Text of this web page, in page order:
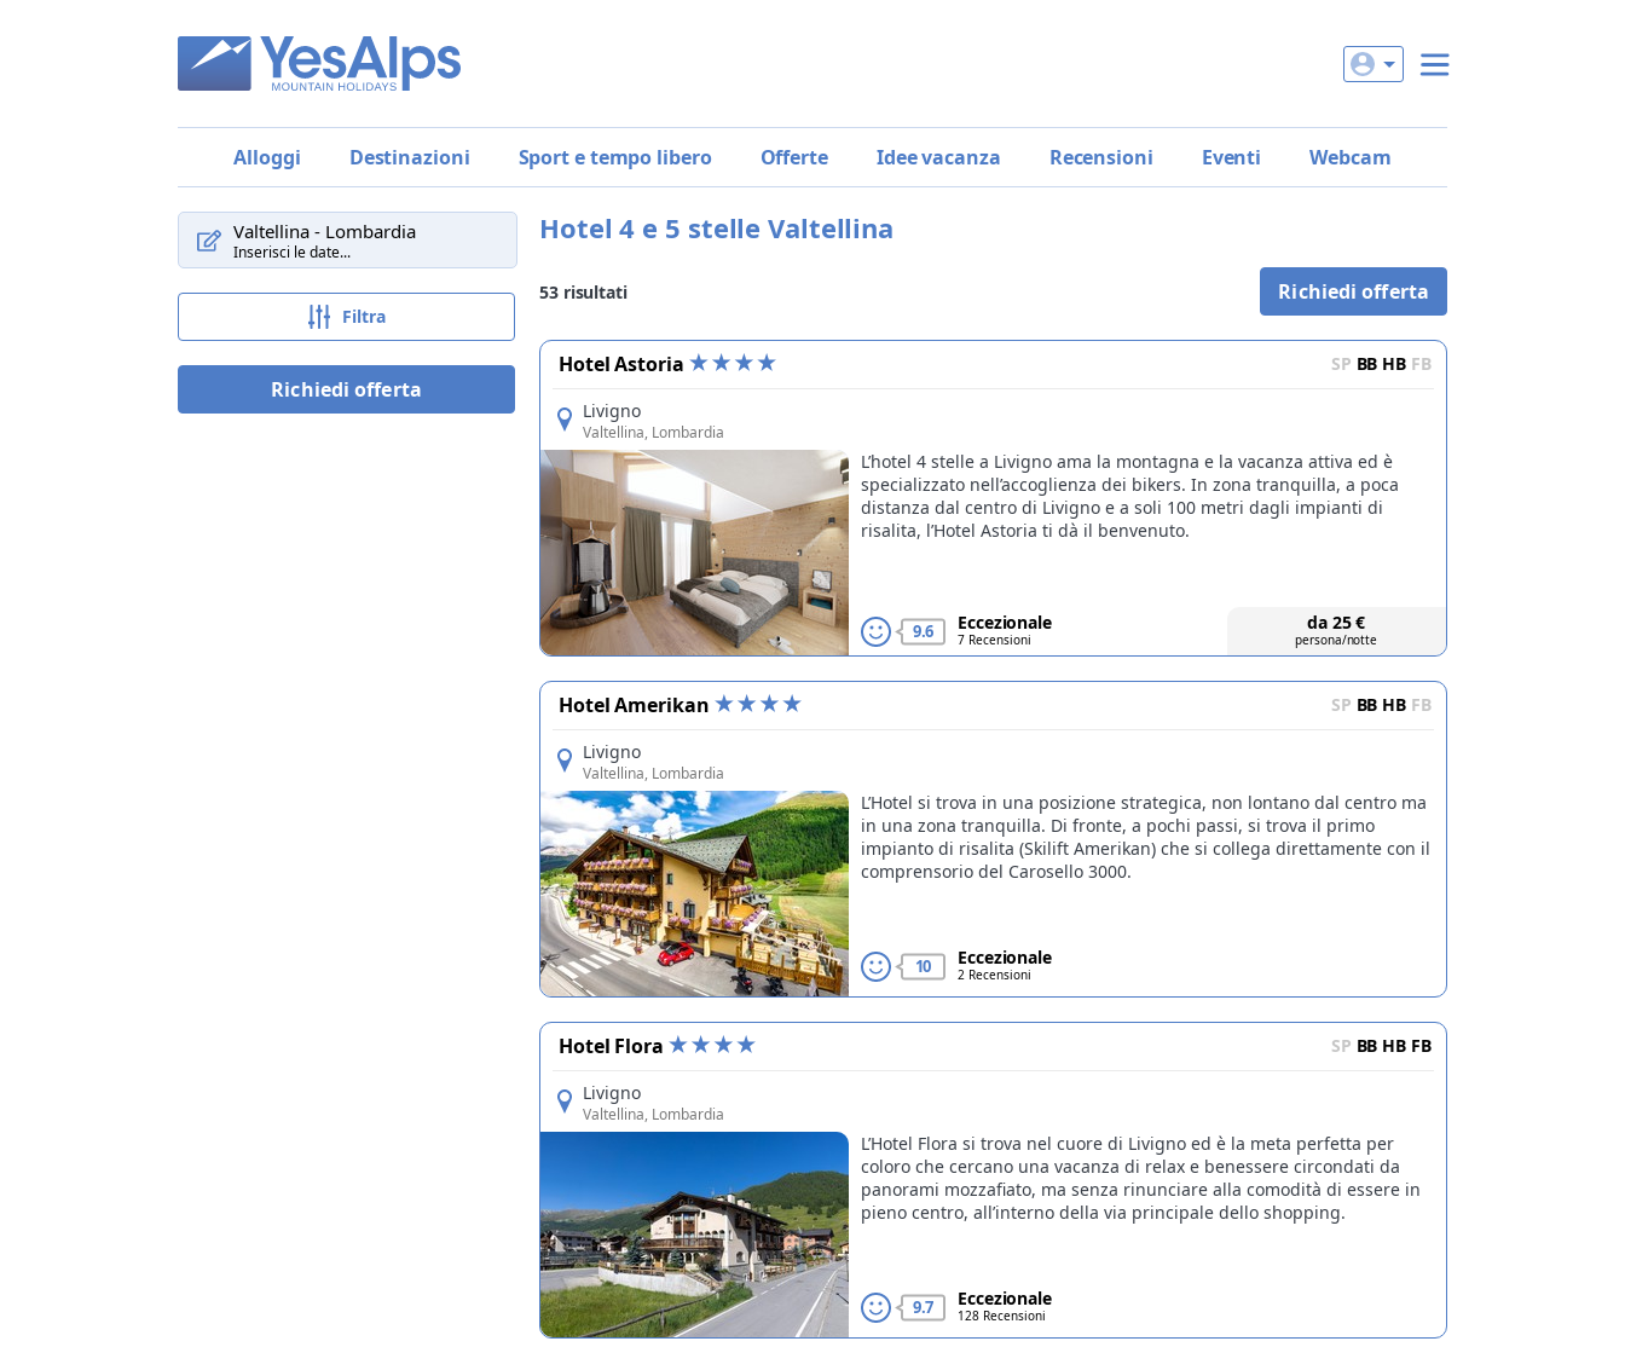
Alloggi Destinazioni Sport e tempo libero Offerte Idee vacanza Recensioni Eventi Webcam
Valtellina - Lombardia
Inserisci le date...
Filtra
Richiedi offerta
Hotel 4 e 5 stelle Valtellina
53risultati Richiedi offerta
Hotel Astoria SP BB HB FB
Livigno
Valtellina, Lombardia
da 25€
persona/notte
9.6 Eccezionale
7 Recensioni
L’hotel 4 stelle a Livigno ama la montagna e la vacanza attiva ed è
specializzato nell’accoglienza dei bikers. In zona tranquilla, a poca
distanza dal centro di Livigno e a soli 100 metri dagli impianti di
risalita, l’Hotel Astoria ti dà il benvenuto.
Hotel Amerikan SP BB HB FB
Livigno
Valtellina, Lombardia
10 Eccezionale
2 Recensioni
L’Hotel si trova in una posizione strategica, non lontano dal centro ma
in una zona tranquilla. Di fronte, a pochi passi, si trova il primo
impianto di risalita (Skilift Amerikan) che si collega direttamente con il
comprensorio del Carosello 3000.
Hotel Flora SP BB HB FB
Livigno
Valtellina, Lombardia
9.7 Eccezionale
128 Recensioni
L’Hotel Flora si trova nel cuore di Livigno ed è la meta perfetta per
coloro che cercano una vacanza di relax e benessere circondati da
panorami mozzafiato, ma senza rinunciare alla comodità di essere in
pieno centro, all’interno della via principale dello shopping.